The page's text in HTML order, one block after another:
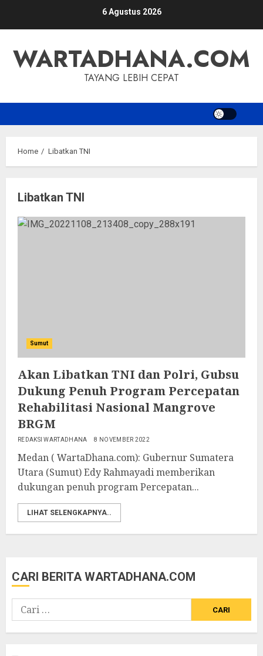
6 Agustus 2026
WARTADHANA.COM
TAYANG LEBIH CEPAT
Home Libatkan TNI
Libatkan TNI
Sumut
Akan Libatkan TNI dan Polri, Gubsu
Dukung Penuh Program Percepatan
Rehabilitasi Nasional Mangrove
BRGM
REDAKSI WARTADHANA 8 NOVEMBER 2022
Medan ( WartaDhana.com): Gubernur Sumatera
Utara (Sumut) Edy Rahmayadi memberikan
dukungan penuh program Percepatan...
LIHAT SELENGKAPNYA..
CARI BERITA WARTADHANA.COM
Cari
untuk: